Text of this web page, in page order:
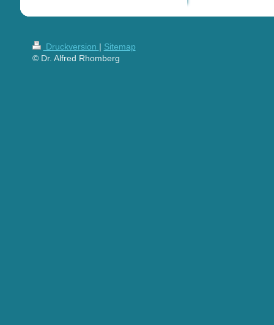
Druckversion | Sitemap
© Dr. Alfred Rhomberg